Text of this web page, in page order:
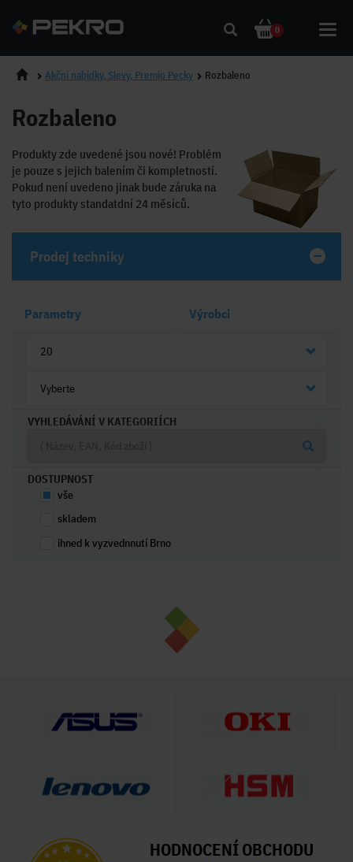
0
Akční nabídky, Slevy, Premio Pecky Rozbaleno
Rozbaleno
Produkty zde uvedené jsou nové! Problém
je pouze s jejich balením či kompletností.
Pokud není uvedeno jinak bude záruka na
tyto produkty standatdní 24 měsíců.
Prodej techniky
Parametry Výrobci
20
Vyberte
VYHLEDÁVÁNÍ V KATEGORIÍCH
DOSTUPNOST
vše
skladem
ihned k vyzvednnutí Brno
HODNOCENÍ OBCHODU